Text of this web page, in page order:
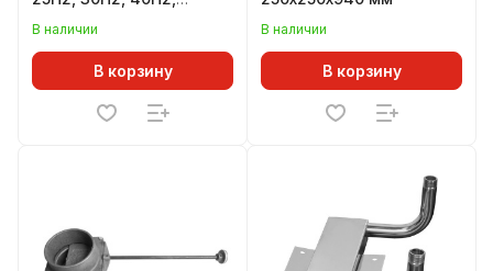
АВАНГАРД 24П2, 30П2,
В наличии
В корзину
В наличии
В корзину